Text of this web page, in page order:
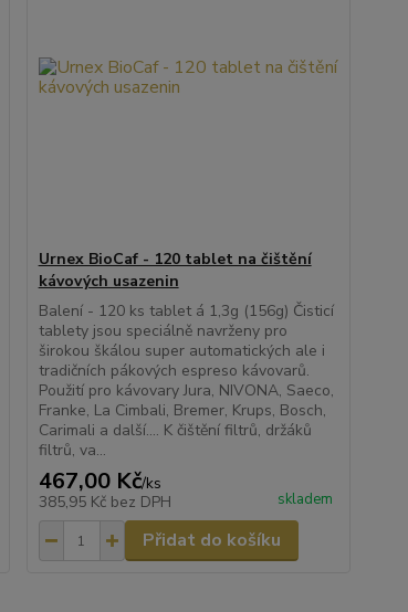
Urnex BioCaf - 120 tablet na čištění
kávových usazenin
Balení - 120 ks tablet á 1,3g (156g) Čisticí
tablety jsou speciálně navrženy pro
širokou škálou super automatických ale i
tradičních pákových espreso kávovarů.
Použití pro kávovary Jura, NIVONA, Saeco,
Franke, La Cimbali, Bremer, Krups, Bosch,
Carimali a další.... K čištění filtrů, držáků
filtrů, va...
467,00 Kč/ks
385,95 Kč bez DPH skladem
Přidat do košíku